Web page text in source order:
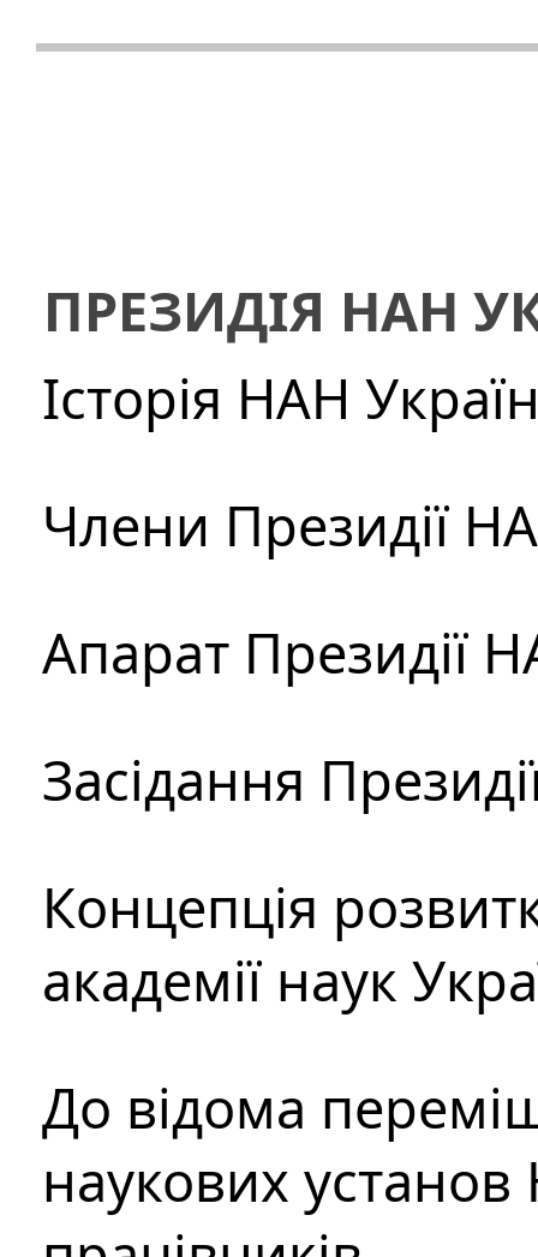
ПРЕЗИДІЯ НАН
Історія НАН
Члени Президії
Апарат Президії
Засідання
Концепція
академії наук
До відома
наукових установ